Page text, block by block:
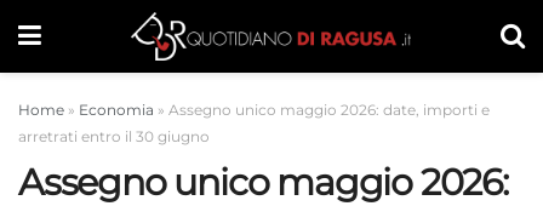
Home » Economia » Assegno unico maggio 2026: date, importi e
arretrati entro il 30 giugno
Assegno unico maggio 2026: